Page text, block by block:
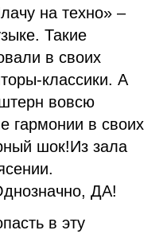
на техно» –
Такие
в своих
классики. А
вовсю
гармонии в своих
шок!Из зала
ДА!
в эту